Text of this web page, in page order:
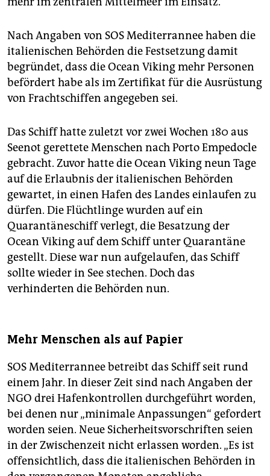
Nach Angaben von SOS Mediterrannee haben die
italienischen Behörden die Festsetzung damit
begründet, dass die Ocean Viking mehr Personen
befördert habe als im Zertifikat für die Ausrüstung
von Frachtschiffen angegeben sei.
Das Schiff hatte zuletzt vor zwei Wochen 180 aus
Seenot gerettete Menschen nach Porto Empedocle
gebracht. Zuvor hatte die Ocean Viking neun Tage
auf die Erlaubnis der italienischen Behörden
gewartet, in einen Hafen des Landes einlaufen zu
dürfen. Die Flüchtlinge wurden auf ein
Quarantäneschiff verlegt, die Besatzung der
Ocean Viking auf dem Schiff unter Quarantäne
gestellt. Diese war nun aufgelaufen, das Schiff
sollte wieder in See stechen. Doch das
verhinderten die Behörden nun.
Mehr Menschen als auf Papier
SOS Mediterrannee betreibt das Schiff seit rund
einem Jahr. In dieser Zeit sind nach Angaben der
NGO drei Hafenkontrollen durchgeführt worden,
bei denen nur „minimale Anpassungen“ gefordert
worden seien. Neue Sicherheitsvorschriften seien
in der Zwischenzeit nicht erlassen worden. „Es ist
offensichtlich, dass die italienischen Behörden in